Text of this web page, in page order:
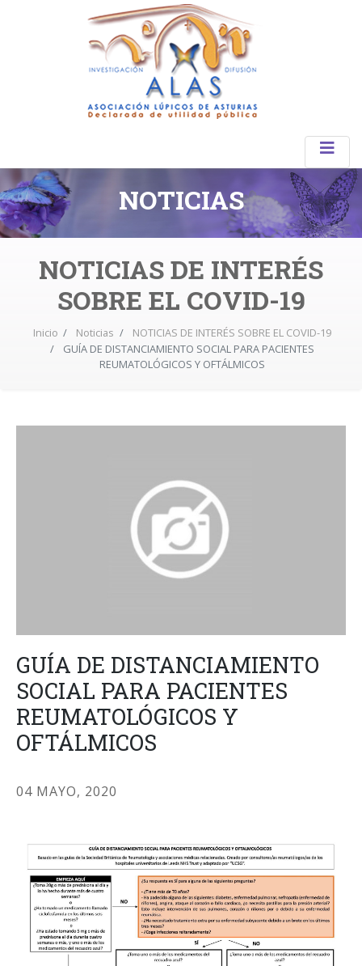
NOTICIAS
NOTICIAS DE INTERÉS
SOBRE EL COVID-19
Inicio Noticias
NOTICIAS DE INTERÉS SOBRE EL COVID-19
GUÍA DE DISTANCIAMIENTO SOCIAL PARA PACIENTES
REUMATOLÓGICOS Y OFTÁLMICOS
GUÍA DE DISTANCIAMIENTO
SOCIAL PARA PACIENTES
REUMATOLÓGICOS Y
OFTÁLMICOS
04 MAYO, 2020